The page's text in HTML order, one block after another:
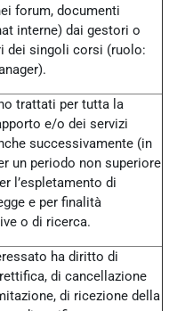
forum, documenti
interne) dai gestori o
dei singoli corsi (ruolo:
trattati per tutta la
e/o dei servizi
successivamente (in
un periodo non superiore
l’espletamento di
e per finalità
o di ricerca.
ha diritto di
di cancellazione
di ricezione della